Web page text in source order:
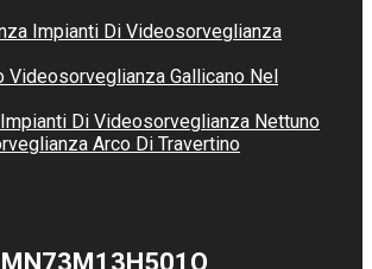
Impianti Di Videosorveglianza
Videosorveglianza Gallicano Nel
Di Videosorveglianza Nettuno
Arco Di Travertino